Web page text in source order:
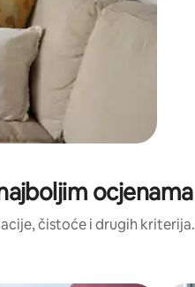
ocjenama
čistoće i drugih kriterija.